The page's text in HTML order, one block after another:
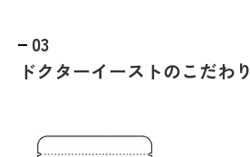
03
ドクターイーストのこだわり